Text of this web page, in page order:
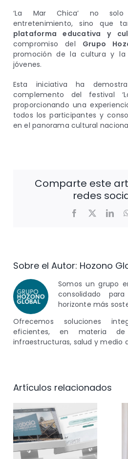
‘La Mar Chica’ no solo
entretenimiento, sino que
plataforma educativa y
compromiso del Grupo
promoción de la cultura y la
jóvenes.
Esta iniciativa ha
complemento del festival
proporcionando una
todos los participantes y
en el panorama cultural
Comparte este
redes
Facebook
X
Sobre el Autor: Hozono
Somos un grupo
consolidado
horizonte más
Ofrecemos soluciones
eficientes, en materia de
infraestructuras, salud y medio
Artículos relacionados